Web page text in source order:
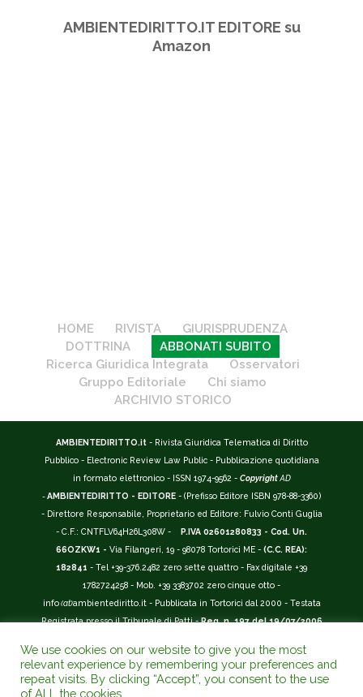
AMBIENTEDIRITTO.IT EDITORE su
Amazon
HOME RIVISTA
GIURISPRUDENZA
DOTTRINA
ABBONATI SUBITO
Ricerca Giuridica Integrata
Osservatori
Gruppo Editoriale
Chi siamo
ARCHIVIO STORICO
AMBIENTEDIRITTO.it - Rivista Giuridica Telematica di Diritto
Pubblico - Electronic Review Law Public - Pubblicazione quotidiana
in formato elettronico - ISSN 1974-9562 - Copyright AD
-AMBIENTEDIRITTO - EDITORE - (Prefisso Editore ISBN 978-88-3360)
- Direttore Responsabile, Proprietario ed Editore: Fulvio Conti Guglia
- C.F.: CNTFLV64H26L308W -
P.IVA 02601280833 - Cod. Un.
66OZKW1 - Via Filangeri, 19 - 98078 Tortorici ME - (C.C. REA):
182841 - Tel +39-376.2482 zero sette quattro - Fax digitale +39
1782724258 - Mob. +39 3383702 zero cinque otto -
info(at)ambientediritto.it - Pubblicata in Tortorici dal 2000 - Testata
Registrata presso il Tribunale di Patti -Reg. n. 197 del 19/07/2006
__________
La Rivista Giuridica AMBIENTEDIRITTO.IT ISSN 1974-9562
riconosciuta ed inserita nell'Area 12 - (
We use cookies on our website to give you the most
relevant experience by remembering your preferences and
repeat visits. By clicking “Accept”, you consent to the use
of ALL the cookies.